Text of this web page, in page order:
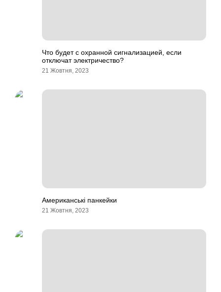
Что будет с охранной сигнализацией, если
отключат электричество?
21 Жовтня, 2023
Американські панкейки
21 Жовтня, 2023